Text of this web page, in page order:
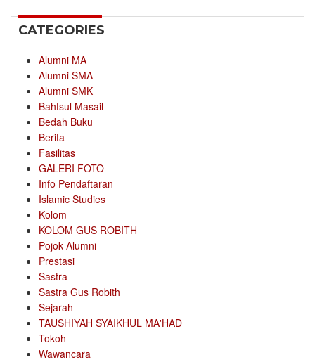
CATEGORIES
Alumni MA
Alumni SMA
Alumni SMK
Bahtsul Masail
Bedah Buku
Berita
Fasilitas
GALERI FOTO
Info Pendaftaran
Islamic Studies
Kolom
KOLOM GUS ROBITH
Pojok Alumni
Prestasi
Sastra
Sastra Gus Robith
Sejarah
TAUSHIYAH SYAIKHUL MA'HAD
Tokoh
Wawancara